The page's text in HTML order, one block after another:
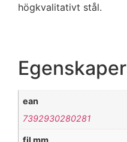
högkvalitativt stål.
Egenskaper
ean
7392930280281
fil mm